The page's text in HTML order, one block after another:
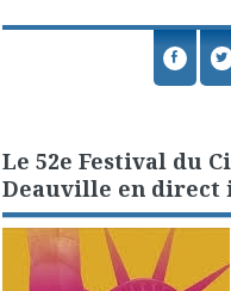
Le 52e Festival du
Deauville en direct